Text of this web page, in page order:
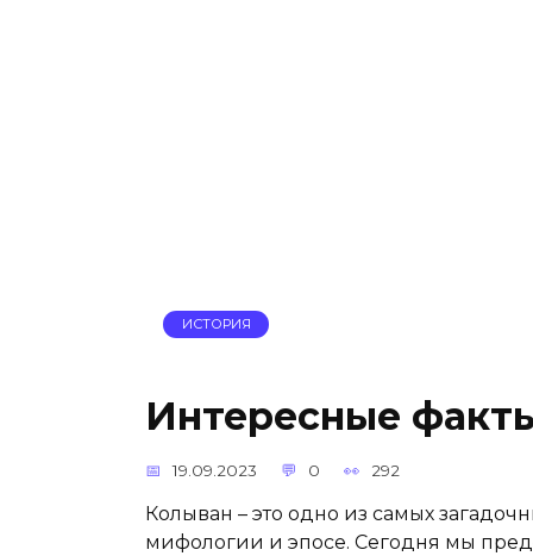
ИСТОРИЯ
Интересные
19.09.2023 0 292
Колыван – это одно из самых
мифологии и эпосе. Сегодня мы